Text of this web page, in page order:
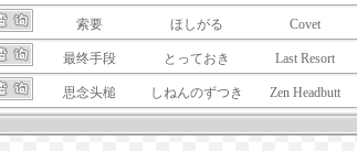
索要 ほしがる Covet
最终手段 とっておき Last Resort
思念头槌 しねんのずつき Zen Headbutt